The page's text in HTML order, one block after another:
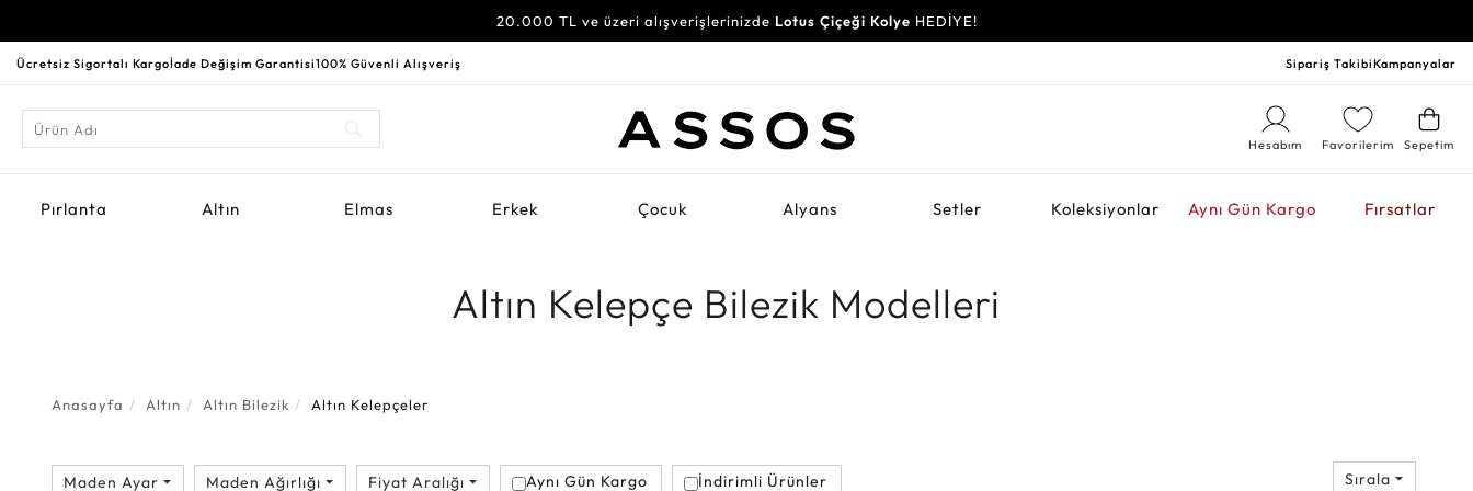
20.000 TL ve üzeri alışverişlerinizde Lotus Çiçeği Kolye HEDİYE!
Ücretsiz Sigortalı Kargoİade Değişim Garantisi100% Güvenli Alışveriş Sipariş TakibiKampanyalar
Sepetim
Favorilerim
Hesabım
Pırlanta Altın Elmas Erkek Çocuk Alyans Setler Koleksiyonlar Aynı Gün Kargo Fırsatlar
Altın Kelepçe Bilezik Modelleri
Anasayfa Altın Altın Bilezik Altın Kelepçeler
Sırala
Maden Ayar Maden Ağırlığı Fiyat Aralığı Aynı Gün Kargo İndirimli Ürünler